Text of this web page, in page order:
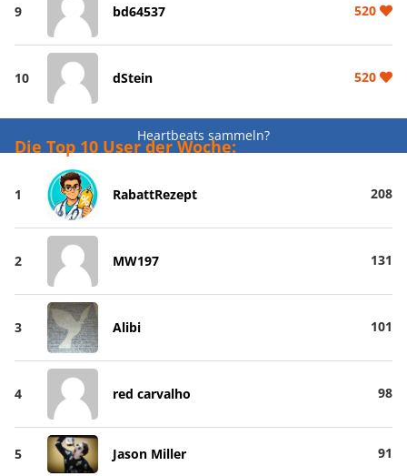
9 bd64537 520
10 dStein 520
Heartbeats sammeln?
Die Top 10 User der Woche:
1 RabattRezept 208
2 MW197 131
3 Alibi 101
4 red carvalho 98
5 Jason Miller 91